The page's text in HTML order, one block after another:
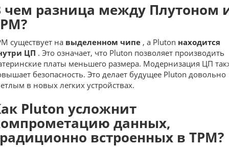
чем разница между Плутоном
существует на выделенном чипе , а Pluton находится
ЦП . Это означает, что Pluton позволяет производить
платы меньшего размера. Модернизация ЦП
безопасность. Это делает будущее Pluton довольно
в новых легких устройствах.
Pluton усложнит
данных,
встроенных в TPM?